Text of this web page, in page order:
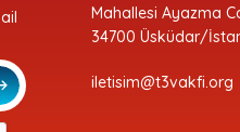
Mahallesi Ayazma
34700 Üsküdar/
iletisim@t3vakfi.org